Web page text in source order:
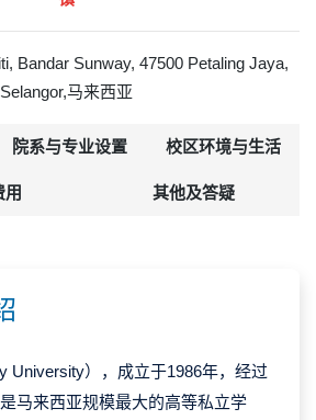
Bandar Sunway, 47500 Petaling Jaya,
Selangor,马来西亚
院系与专业设置 校区环境与生活
用 其他及答疑
University），成立于1986年，经过
马来西亚规模最大的高等私立学